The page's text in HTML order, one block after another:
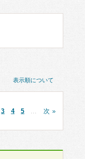
表示順について
3 4 5 次 »